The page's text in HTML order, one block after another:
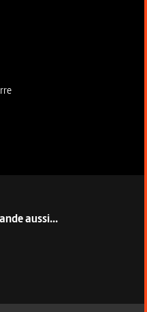
aussi...